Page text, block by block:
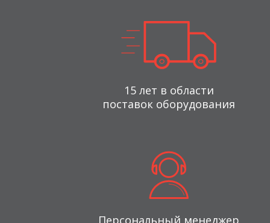
15 лет в области
поставок оборудования
Персональный менеджер